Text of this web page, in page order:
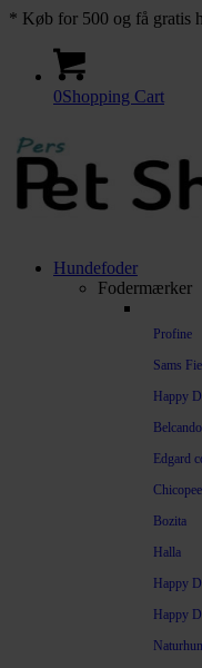
* Køb for 500 og få gratis
0Shopping Cart
Hundefoder
Fodermærker
Profine
Sams
Happy
Belcando
Edgard
Chicopee
Bozita
Halla
Happy
Happy